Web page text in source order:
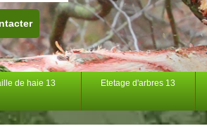
de haie 13 Etetage d'arbres 13